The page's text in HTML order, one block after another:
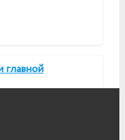
главной